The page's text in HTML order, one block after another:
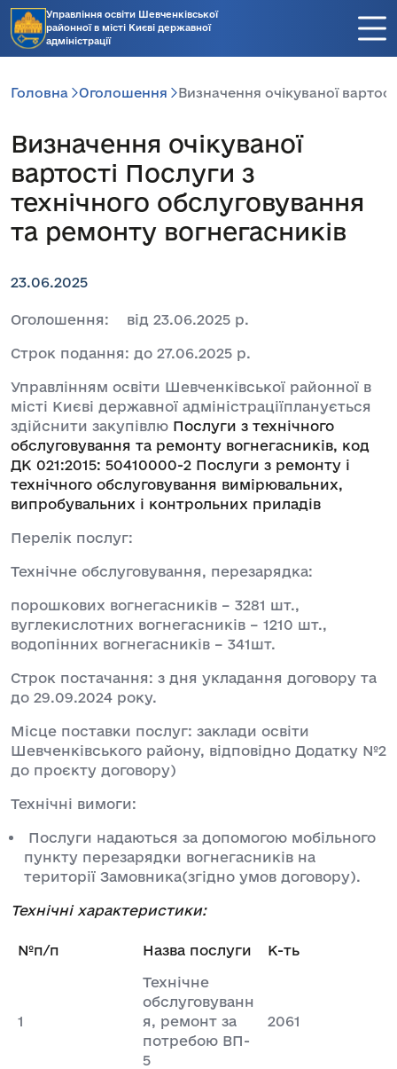
Управління освіти Шевченківської
районної в місті Києві державної
адміністрації
Головна Оголошення Визначення очікуваної
Визначення очікуваної
вартості Послуги з
технічного обслуговування
та ремонту вогнегасників
23.06.2025
Оголошення: від 23.06.2025 р.
Строк подання: до 27.06.2025 р.
Управлінням освіти Шевченківської районної в
місті Києві державної адміністраціїпланується
здійснити закупівлю Послуги з технічного
обслуговування та ремонту вогнегасників, код
ДК 021:2015: 50410000-2 Послуги з ремонту і
технічного обслуговування вимірювальних,
випробувальних і контрольних приладів
Перелік послуг:
Технічне обслуговування, перезарядка:
порошкових вогнегасників – 3281 шт.,
вуглекислотних вогнегасників – 1210 шт.,
водопінних вогнегасників – 341шт.
Строк постачання: з дня укладання договору та
до 29.09.2024 року.
Місце поставки послуг: заклади освіти
Шевченківського району, відповідно Додатку №2
до проєкту договору)
Технічні вимоги:
Послуги надаються за допомогою мобільного
пункту перезарядки вогнегасників на
території Замовника(згідно умов договору).
Технічні характеристики:
№п/п Назва послуги К-ть
1
Технічне
обслуговуванн
я, ремонт за
потребою ВП-
5
2061